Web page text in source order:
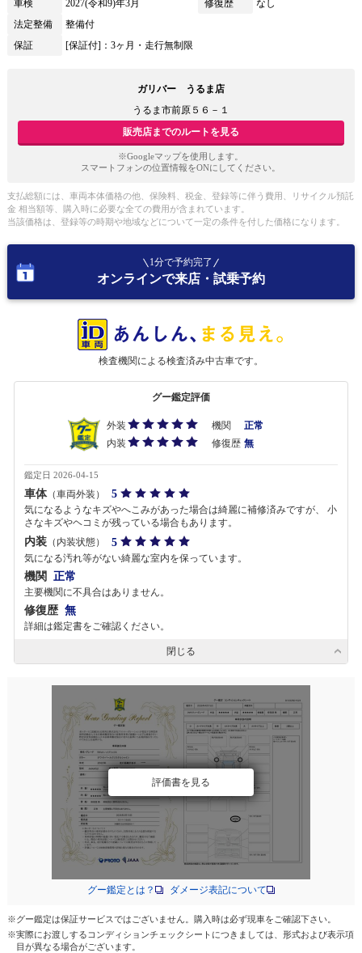
車検
2027(令和9)年3月 修復歴
なし
法定整備
整備付
保証
[保証付]：3ヶ月・走行無制限
ガリバー うるま店
うるま市前原５６－１
販売店までのルートを見る
※Googleマップを使用します。
スマートフォンの位置情報をONにしてください。
支払総額には、車両本体価格の他、保険料、税金、登録等に伴う費用、リサイクル預託
金 相当額等、購入時に必要な全ての費用が含まれています。
当該価格は、登録等の時期や地域などについて一定の条件を付した価格になります。
1分で予約完了
オンラインで来店・試乗予約
検査機関による検査済み中古車です。
グー鑑定評価
外装 機関
正常
内装
修復歴 無
鑑定日 2026-04-15
車体（車両外装） 5
気になるようなキズやへこみがあった場合は綺麗に補修済みですが、 小
さなキズやヘコミが残っている場合もあります。
内装 （内装状態） 5
気になる汚れ等がない綺麗な室内を保っています。
機関 正常
主要機関に不具合はありません。
修復歴 無
詳細は鑑定書をご確認ください。
閉じる
評価書を見る
グー鑑定とは？ ダメージ表記について
※グー鑑定は保証サービスではございません。購入時は必ず現車をご確認下さい。
※実際にお渡しするコンディションチェックシートにつきましては、形式および表示項
目が異なる場合がございます。